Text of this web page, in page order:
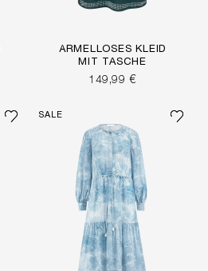
ÄRMELLOSES KLEID
MIT TASCHE
149,99 €
SALE